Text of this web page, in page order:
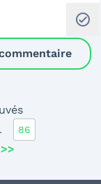
check_circle
86